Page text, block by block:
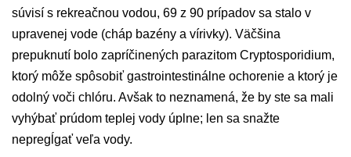
súvisí s rekreačnou vodou, 69 z 90 prípadov sa stalo v
upravenej vode (cháp bazény a vírivky). Väčšina
prepuknutí bolo zapríčinených parazitom Cryptosporidium,
ktorý môže spôsobiť gastrointestinálne ochorenie a ktorý je
odolný voči chlóru. Avšak to neznamená, že by ste sa mali
vyhýbať prúdom teplej vody úplne; len sa snažte
nepregĺgať veľa vody.